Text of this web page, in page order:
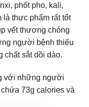
phốt pho, kali,
thực phẩm rất tốt
vết thương chóng
người bệnh thiếu
chất sắt dồi dào.
với những người
73g calories và